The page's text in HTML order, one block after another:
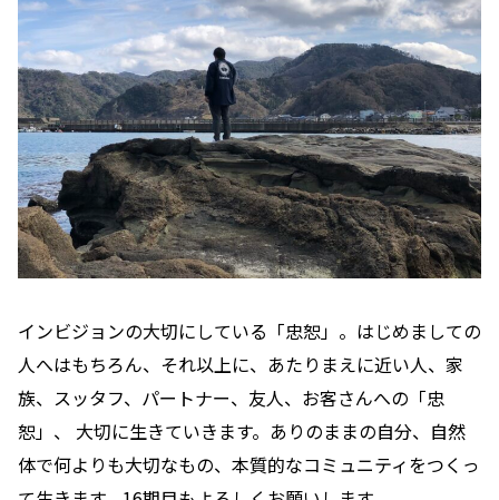
インビジョンの大切にしている「忠恕」。はじめましての
人へはもちろん、それ以上に、あたりまえに近い人、家
族、スッタフ、パートナー、友人、お客さんへの「忠
恕」、 大切に生きていきます。ありのままの自分、自然
体で何よりも大切なもの、本質的なコミュニティをつくっ